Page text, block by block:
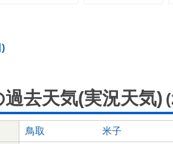
)
去天気(実況天気)
鳥取 米子